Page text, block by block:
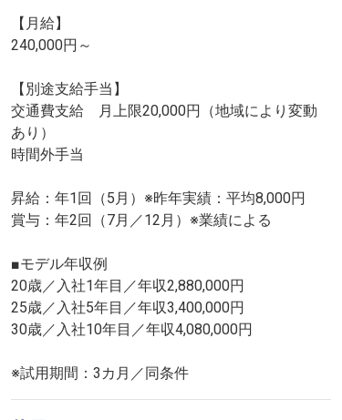
【月給】
240,000円～
【別途支給手当】
交通費支給 月上限20,000円（地域により変動
あり）
時間外手当
昇給：年1回（5月）※昨年実績：平均8,000円
賞与：年2回（7月／12月）※業績による
■モデル年収例
20歳／入社1年目／年収2,880,000円
25歳／入社5年目／年収3,400,000円
30歳／入社10年目／年収4,080,000円
※試用期間：3カ月／同条件